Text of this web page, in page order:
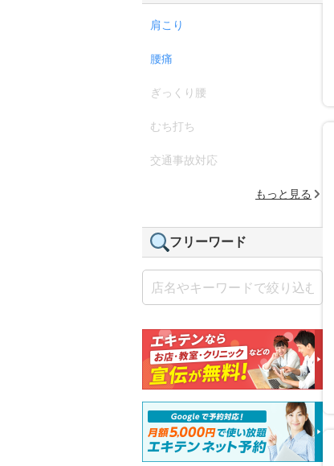
肩こり
腰痛
ぎっくり腰
むち打ち
交通事故対応
もっと見る
フリーワード